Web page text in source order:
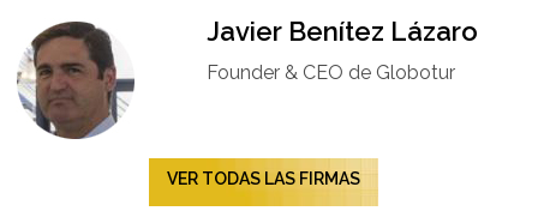
Javier Benítez Lázaro
Founder & CEO de Globotur​
VER TODAS LAS FIRMAS